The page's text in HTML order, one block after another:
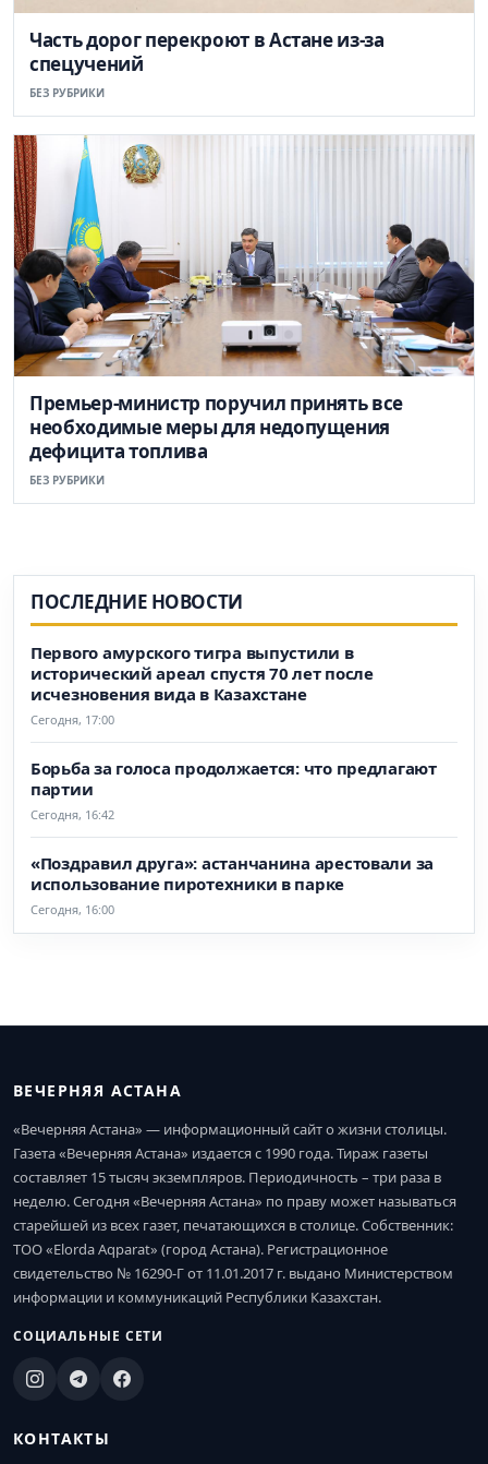
Часть дорог перекроют в Астане из-за
спецучений
БЕЗ РУБРИКИ
Премьер-министр поручил принять все
необходимые меры для недопущения
дефицита топлива
БЕЗ РУБРИКИ
ПОСЛЕДНИЕ НОВОСТИ
Первого амурского тигра выпустили в
исторический ареал спустя 70 лет после
исчезновения вида в Казахстане
Сегодня, 17:00
Борьба за голоса продолжается: что предлагают
партии
Сегодня, 16:42
«Поздравил друга»: астанчанина арестовали за
использование пиротехники в парке
Сегодня, 16:00
ВЕЧЕРНЯЯ АСТАНА
«Вечерняя Астана» — информационный сайт о жизни столицы.
Газета «Вечерняя Астана» издается с 1990 года. Тираж газеты
составляет 15 тысяч экземпляров. Периодичность – три раза в
неделю. Сегодня «Вечерняя Астана» по праву может называться
старейшей из всех газет, печатающихся в столице. Собственник:
ТОО «Elorda Aqparat» (город Астана). Регистрационное
свидетельство № 16290-Г от 11.01.2017 г. выдано Министерством
информации и коммуникаций Республики Казахстан.
СОЦИАЛЬНЫЕ СЕТИ
КОНТАКТЫ